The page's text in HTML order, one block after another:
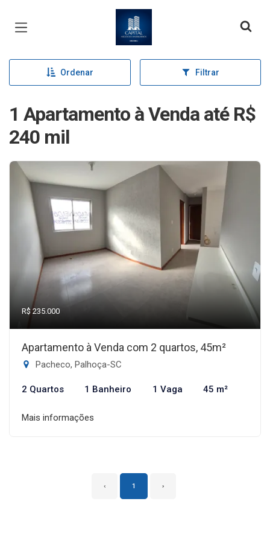
Página inicial
Ordenar Filtrar
1 Apartamento à Venda até R$
240 mil
R$ 235.000
Apartamento à Venda com 2 quartos, 45m²
Pacheco, Palhoça-SC
2 Quartos 1 Banheiro 1 Vaga 45 m²
Mais informações
‹ 1 ›